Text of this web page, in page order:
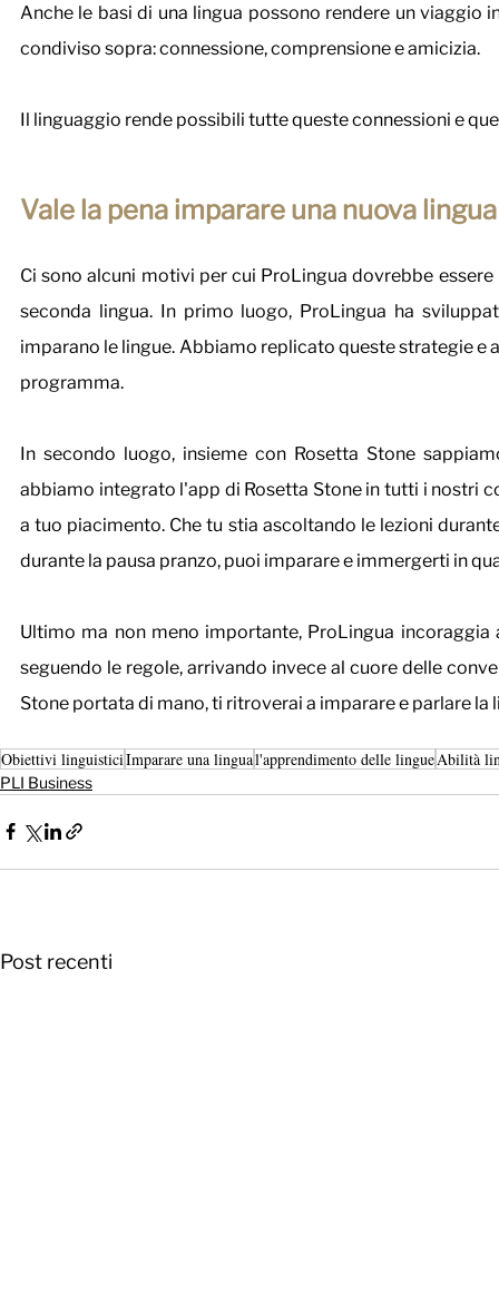
Anche le basi di una lingua possono rendere un
condiviso sopra: connessione, comprensione e amicizia.
Il linguaggio rende possibili tutte queste connessioni e
Vale la pena imparare una nuova lingua
Ci sono alcuni motivi per cui ProLingua dovrebbe
seconda lingua. In primo luogo, ProLingua ha
imparano le lingue. Abbiamo replicato queste strategie
programma.
In secondo luogo, insieme con Rosetta Stone
abbiamo integrato l'app di Rosetta Stone in tutti i nostri
a tuo piacimento. Che tu stia ascoltando le lezioni
durante la pausa pranzo, puoi imparare e immergerti in
Ultimo ma non meno importante, ProLingua
seguendo le regole, arrivando invece al cuore delle
Stone portata di mano, ti ritroverai a imparare e parlare
Obiettivi linguisticiImparare una lingual'apprendimento delle lingueAbilità
PLI Business
Post recenti